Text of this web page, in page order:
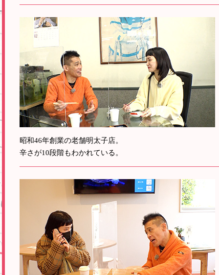
昭和46年創業の老舗明太子店。
辛さが10段階もわかれている。